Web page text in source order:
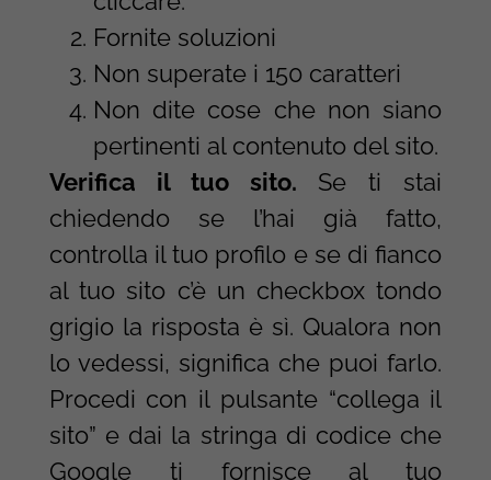
Fornite soluzioni
Non superate i 150 caratteri
Non dite cose che non siano
pertinenti al contenuto del sito.
Verifica il tuo sito. Se ti stai
chiedendo se l’hai già fatto,
controlla il tuo profilo e se di fianco
al tuo sito c’è un checkbox tondo
grigio la risposta è sì. Qualora non
lo vedessi, significa che puoi farlo.
Procedi con il pulsante “collega il
sito” e dai la stringa di codice che
Google ti fornisce al tuo